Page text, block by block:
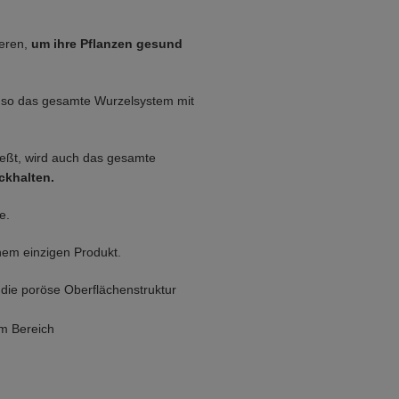
um ihre Pflanzen gesund
das gesamte Wurzelsystem mit
wird auch das gesamte
einzigen Produkt.
poröse Oberflächenstruktur
Bereich